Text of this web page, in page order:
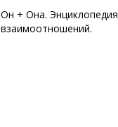
Он + Она. Энциклопедия
взаимоотношений.